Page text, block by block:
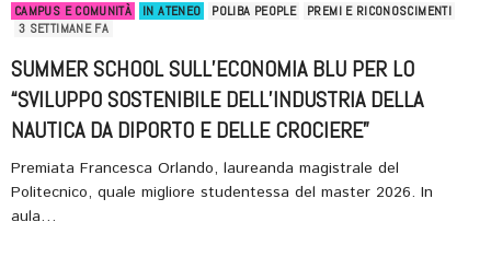
CAMPUS E COMUNITÀ IN ATENEO POLIBA PEOPLE
PREMI E RICONOSCIMENTI
3 SETTIMANE FA
SUMMER SCHOOL SULL’ECONOMIA BLU PER LO
“SVILUPPO SOSTENIBILE DELL’INDUSTRIA DELLA
NAUTICA DA DIPORTO E DELLE CROCIERE”
Premiata Francesca Orlando, laureanda magistrale del
Politecnico, quale migliore studentessa del master 2026. In
aula…